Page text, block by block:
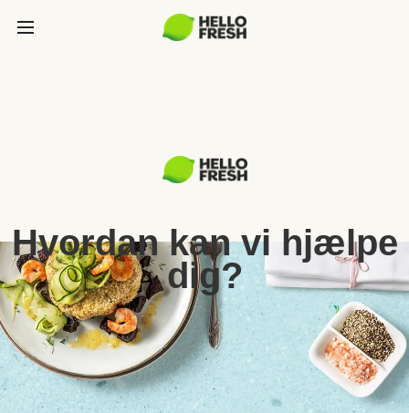
Hvordan kan vi hjælpe
dig?